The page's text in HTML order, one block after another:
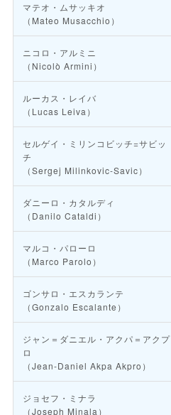
マテオ・ムサッキオ
（Mateo Musacchio）
ニコロ・アルミニ
（Nicolò Armini）
ルーカス・レイバ
（Lucas Leiva）
セルゲイ・ミリンコビッチ=サビッ
チ
（Sergej Milinkovic-Savic）
ダニーロ・カタルディ
（Danilo Cataldi）
マルコ・パローロ
（Marco Parolo）
ゴンサロ・エスカランテ
（Gonzalo Escalante）
ジャン＝ダニエル・アクパ＝アクプ
ロ
（Jean-Daniel Akpa Akpro）
ジョセフ・ミナラ
（Joseph Minala）